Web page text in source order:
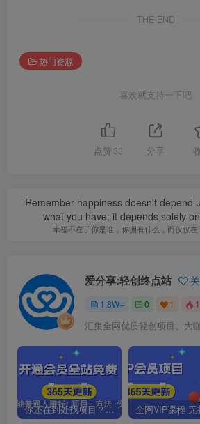
THE END
热门资源
喜欢就支持一下吧
点赞 33 分享
Remember happiness doesn't depend
what you have; it depends solely
幸福不在于你是谁，你拥有什么，而仅仅
爱分享:轻创终点站
1.8W+ 0 1
汇集全网优质轻创项目、大
你还在到处找项目？还在当韭菜？我靠卖项目一个月收入5万+，曾经我也是个失败者。